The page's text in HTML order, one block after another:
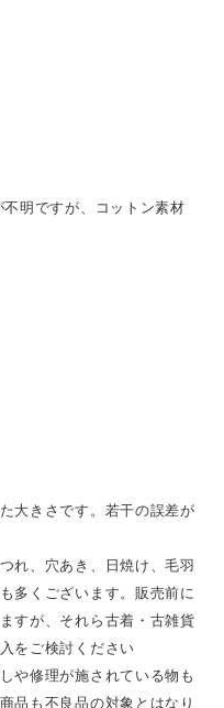
明ですが、コットン素材
大きさです。若干の誤差が
れ、穴あき、日焼け、毛羽
多くございます。販売前に
すが、それら古着・古雑貨
をご検討ください
や修理が施されている物も
品も不良品の対象とはなり